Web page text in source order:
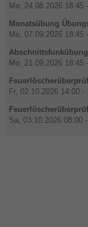
Mo, 24.08.2026 18:45
Monatsübung
Mo, 07.09.2026 18:45
Mo, 21.09.2026 18:45
Fr, 02.10.2026 14:00 -
Sa, 03.10.2026 08:00